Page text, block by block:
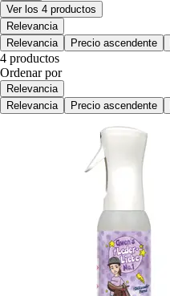
Ver los 4 productos
Relevancia
Relevancia
Precio ascendente
4 productos
Ordenar por
Relevancia
Relevancia
Precio ascendente